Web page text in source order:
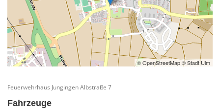
© OpenStreetMap © Stadt Ulm
Feuerwehrhaus Jungingen Albstraße 7
Fahrzeuge